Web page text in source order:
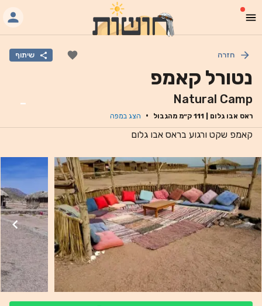
חזרה שיתוף
נטורל קאמפ
Natural Camp
ראס אבו גלום 111 ק״מ מהגבול · הצג במפה
-
קאמפ שקט ורגוע בראס אבו גלום